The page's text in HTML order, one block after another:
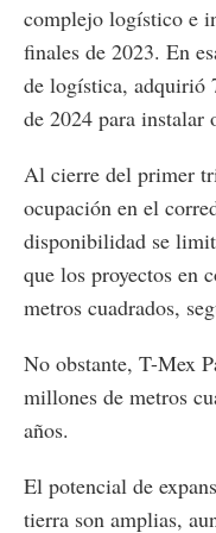
complejo logístico e
finales de 2023. En
de logística, adquirió
de 2024 para instalar
Al cierre del primer
ocupación en el
disponibilidad se
que los proyectos en
metros cuadrados,
No obstante, T-Mex
millones de metros
años.
El potencial de
tierra son amplias,